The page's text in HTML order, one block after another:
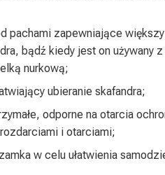
pachami zapewniające
bądź kiedy jest on używany
nurkową;
ubieranie skafandra;
odporne na otarcia
i otarciami;
w celu ułatwienia